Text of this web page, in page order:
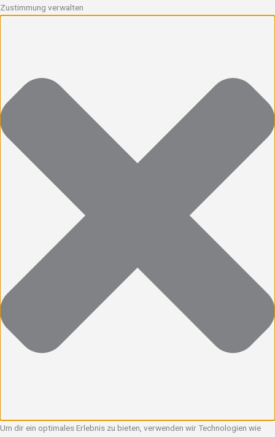
Zustimmung verwalten
Um dir ein optimales Erlebnis zu bieten, verwenden wir Technologien wie